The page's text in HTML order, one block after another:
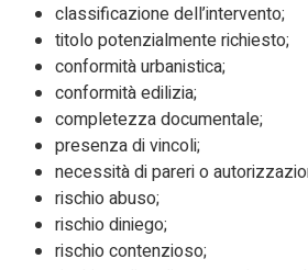
classificazione dell’intervento;
titolo potenzialmente richiesto;
conformità urbanistica;
conformità edilizia;
completezza documentale;
presenza di vincoli;
necessità di pareri o
rischio abuso;
rischio diniego;
rischio contenzioso;